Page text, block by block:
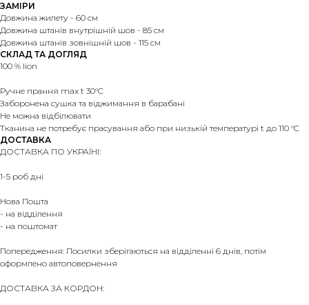
ЗАМІРИ
Довжина жилету - 60 см
Довжина штанів внутрішній шов - 85 см
Довжина штанів зовнішній шов - 115 см
СКЛАД ТА ДОГЛЯД
100 % lion
Ручне прання max t 30°C
Заборонена сушка та віджимання в барабані
Не можна відбілювати
Тканина не потребує прасування або при низькій температурі t до 110 °C
ДОСТАВКА
ДОСТАВКА ПО УКРАЇНІ:
1-5 роб дні
Нова Пошта
- на відділення
- на поштомат
Попередження: Посилки зберігаються на відділенні 6 днів, потім
оформлено автоповернення
ДОСТАВКА ЗА КОРДОН: